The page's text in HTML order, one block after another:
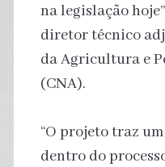
na legislação
diretor técnico
da Agricultura e
(CNA).
“O projeto traz
dentro do